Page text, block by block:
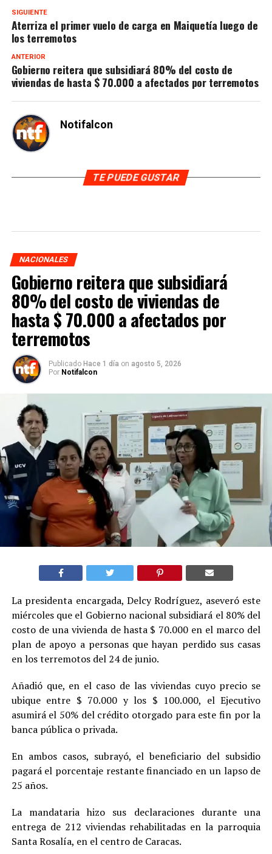
SIGUIENTE
Aterriza el primer vuelo de carga en Maiquetía luego de
los terremotos
ANTERIOR
Gobierno reitera que subsidiará 80% del costo de
viviendas de hasta $ 70.000 a afectados por terremotos
Notifalcon
TE PUEDE GUSTAR
NACIONALES
Gobierno reitera que subsidiará
80% del costo de viviendas de
hasta $ 70.000 a afectados por
terremotos
Publicado Hace 1 día on agosto 5, 2026
Por Notifalcon
La presidenta encargada, Delcy Rodríguez, aseveró este
miércoles que el Gobierno nacional subsidiará el 80% del
costo de una vivienda de hasta $ 70.000 en el marco del
plan de apoyo a personas que hayan perdido sus casas
en los terremotos del 24 de junio.
Añadió que, en el caso de las viviendas cuyo precio se
ubique entre $ 70.000 y los $ 100.000, el Ejecutivo
asumirá el 50% del crédito otorgado para este fin por la
banca pública o privada.
En ambos casos, subrayó, el beneficiario del subsidio
pagará el porcentaje restante financiado en un lapso de
25 años.
La mandataria hizo sus declaraciones durante una
entrega de 212 viviendas rehabilitadas en la parroquia
Santa Rosalía, en el centro de Caracas.